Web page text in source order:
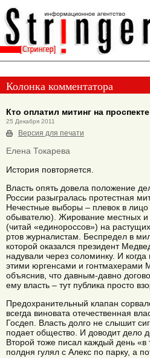
Колонка комментатора
Кто оплатил митинг на
25 Декабря 2011
Версия для печати
Елена Токарева
История повторяется.
Власть опять довела положение
России разыгралась протестная
Нечестные выборы – плевок в лицо
обывателю). Жирование местных и
(читай «единороссов») на
ртов журналистам. Беспредел в
которой оказался президент
надували через соломинку. И
этими юргенсами и гонтмахерами
объяснив, что давным-давно
ему власть – тут публика просто
Предохранительный клапан
всегда виновата отечественная
Госдеп. Власть долго не слышит
подает общество. И доводит дело
Второй тоже писал каждый день «в
полдня гулял с Алекс по парку, а